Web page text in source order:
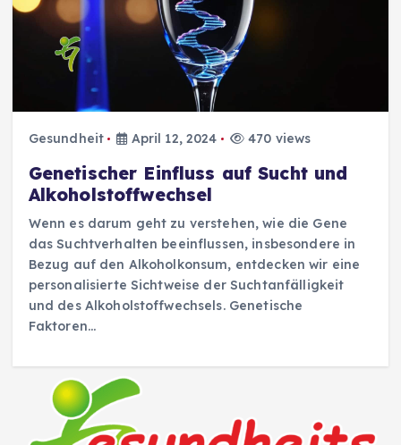
Gesundheit April 12, 2024 470 views
Genetischer Einfluss auf Sucht und
Alkoholstoffwechsel
Wenn es darum geht zu verstehen, wie die Gene
das Suchtverhalten beeinflussen, insbesondere in
Bezug auf den Alkoholkonsum, entdecken wir eine
personalisierte Sichtweise der Suchtanfälligkeit
und des Alkoholstoffwechsels. Genetische
Faktoren…